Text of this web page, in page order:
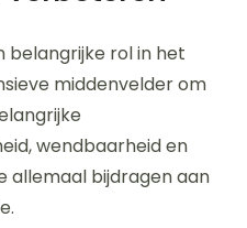
belangrijke rol in het
middenvelder om
wendbaarheid en
allemaal bijdragen aan